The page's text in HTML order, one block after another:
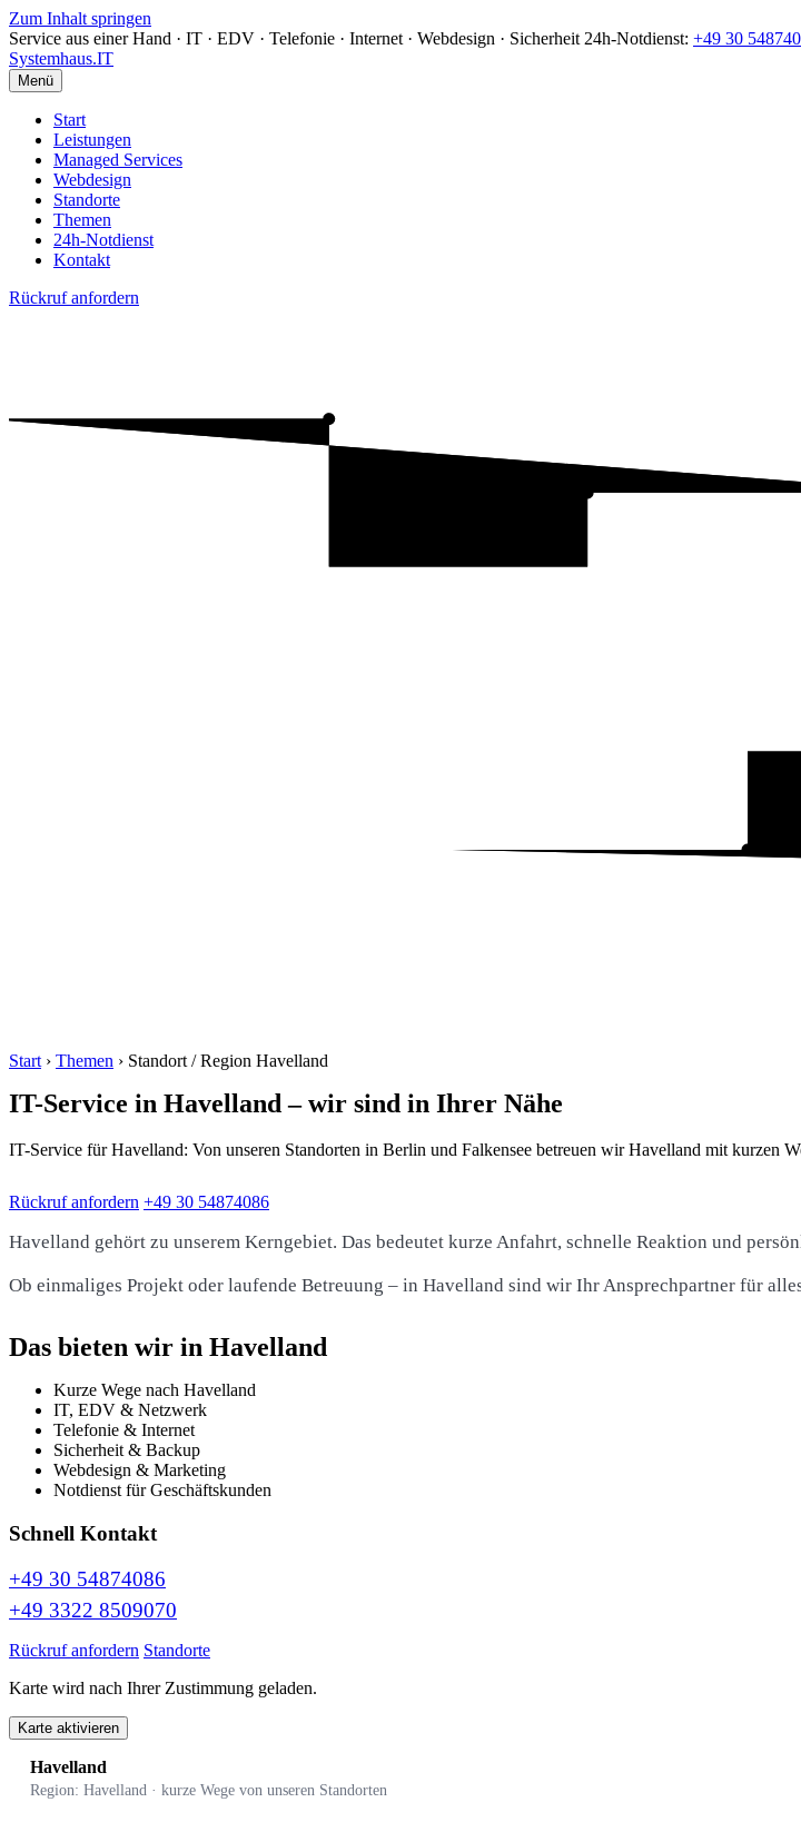
Zum Inhalt springen
Service aus einer Hand · IT · EDV · Telefonie · Internet · Webdesign · Sicherheit 24h-Notdienst: +49 30
Systemhaus.IT
Menü
Start
Leistungen
Managed Services
Webdesign
Standorte
Themen
24h-Notdienst
Kontakt
Rückruf anfordern
Start › Themen › Standort / Region Havelland
IT-Service in Havelland – wir sind in Ihrer Nähe
IT-Service für Havelland: Von unseren Standorten in Berlin und Falkensee betreuen wir Havelland mit kurzen
Rückruf anfordern +49 30 54874086
Havelland gehört zu unserem Kerngebiet. Das bedeutet kurze Anfahrt, schnelle Reaktion und
Ob einmaliges Projekt oder laufende Betreuung – in Havelland sind wir Ihr Ansprechpartner für
Das bieten wir in Havelland
Kurze Wege nach Havelland
IT, EDV & Netzwerk
Telefonie & Internet
Sicherheit & Backup
Webdesign & Marketing
Notdienst für Geschäftskunden
Schnell Kontakt
+49 30 54874086
+49 3322 8509070
Rückruf anfordern Standorte
Karte wird nach Ihrer Zustimmung geladen.
Karte aktivieren
Havelland
Region: Havelland · kurze Wege von unseren Standorten